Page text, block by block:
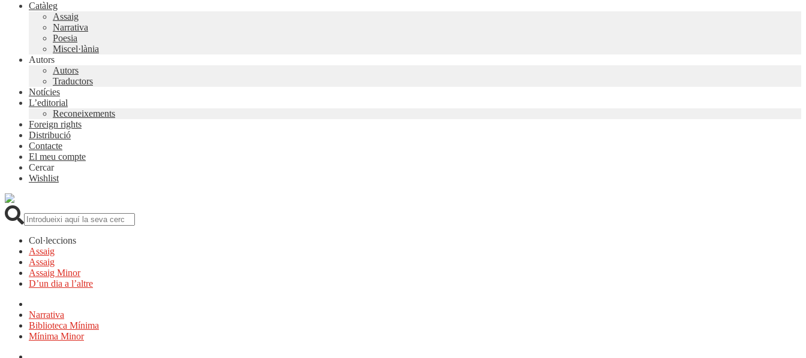
Catàleg
Assaig
Narrativa
Poesia
Miscel·lània
Autors
Autors
Traductors
Notícies
L’editorial
Reconeixements
Foreign rights
Distribució
Contacte
El meu compte
Cercar
Wishlist
Col·leccions
Assaig
Assaig
Assaig Minor
D’un dia a l’altre
Narrativa
Biblioteca Mínima
Mínima Minor